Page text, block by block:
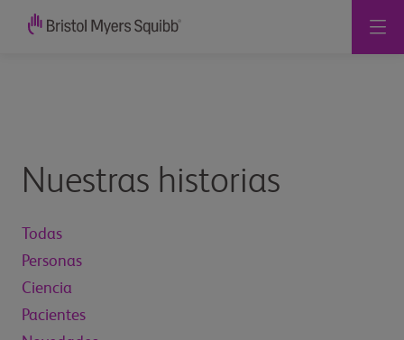
Nuestras historias
Todas
Personas
Ciencia
Pacientes